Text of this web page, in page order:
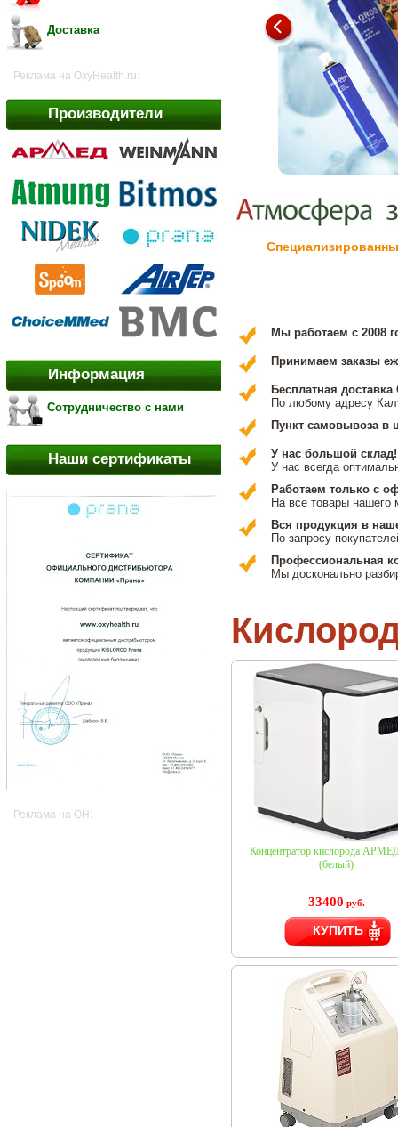
Доставка
Реклама на OxyHealth.ru:
Производители
Информация
Сотрудничество с нами
Наши сертификаты
Реклама на OH:
Мы работаем с 2008
Принимаем заказы
Бесплатная
По любому адресу
Пункт самовывоза в
У нас большой склад!
У нас всегда
Работаем только с
На все товары нашего
Вся продукция в
По запросу
Профессиональная
Мы досконально
Концентратор кислорода
(белый)
33400 руб.
КУПИТЬ